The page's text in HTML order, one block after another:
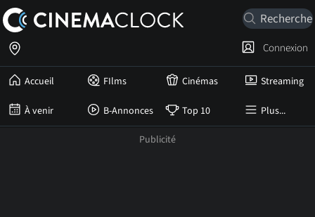
Accueil FIlms Cinémas Streaming
À venir B-Annonces Top 10 Plus...
Connexion